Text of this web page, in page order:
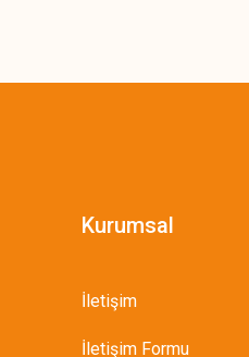
Kurumsal
İletişim
İletişim Formu